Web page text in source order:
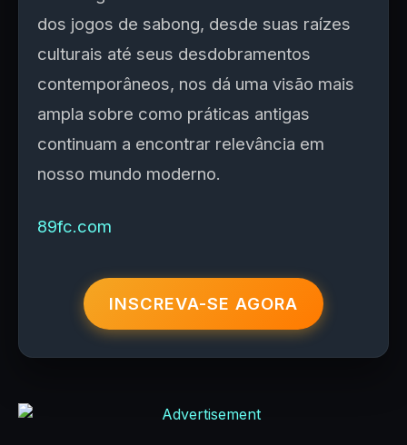
dos jogos de sabong, desde suas raízes
culturais até seus desdobramentos
contemporâneos, nos dá uma visão mais
ampla sobre como práticas antigas
continuam a encontrar relevância em
nosso mundo moderno.
89fc.com
INSCREVA-SE AGORA